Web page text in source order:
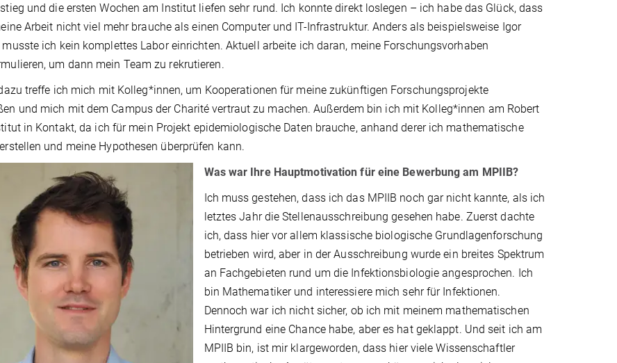
und die ersten Wochen am Institut liefen sehr rund. Ich konnte direkt loslegen – ich habe das Glück, dass
Arbeit nicht viel mehr brauche als einen Computer und IT-Infrastruktur. Anders als beispielsweise Igor
musste ich kein komplettes Labor einrichten. Aktuell arbeite ich daran, meine Forschungsvorhaben
um dann mein Team zu rekrutieren.
treffe ich mich mit Kolleg*innen, um Kooperationen für meine zukünftigen Forschungsprojekte
und mich mit dem Campus der Charité vertraut zu machen. Außerdem bin ich mit Kolleg*innen am Robert
in Kontakt, da ich für mein Projekt epidemiologische Daten brauche, anhand derer ich mathematische
und meine Hypothesen überprüfen kann.
Was war Ihre Hauptmotivation für eine Bewerbung am MPIIB?
Ich muss gestehen, dass ich das MPIIB noch gar nicht kannte, als ich
letztes Jahr die Stellenausschreibung gesehen habe. Zuerst dachte
ich, dass hier vor allem klassische biologische Grundlagenforschung
betrieben wird, aber in der Ausschreibung wurde ein breites Spektrum
an Fachgebieten rund um die Infektionsbiologie angesprochen. Ich
bin Mathematiker und interessiere mich sehr für Infektionen.
Dennoch war ich nicht sicher, ob ich mit meinem mathematischen
Hintergrund eine Chance habe, aber es hat geklappt. Und seit ich am
MPIIB bin, ist mir klargeworden, dass hier viele Wissenschaftler